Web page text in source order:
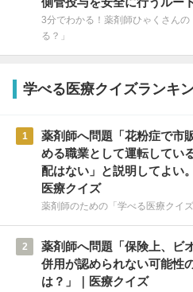
3分でわかる！薬剤師ひゃくさんの
る？」
学べる医療クイズランキ
1
薬剤師へ問題「花粉症で市
める職業として運転してい
配はない」と説明してよい
医療クイズ
薬剤師のための「学べる医療クイズ
2
薬剤師へ問題「保険上、ビ
併用が認められない可能性
は？」｜医療クイズ